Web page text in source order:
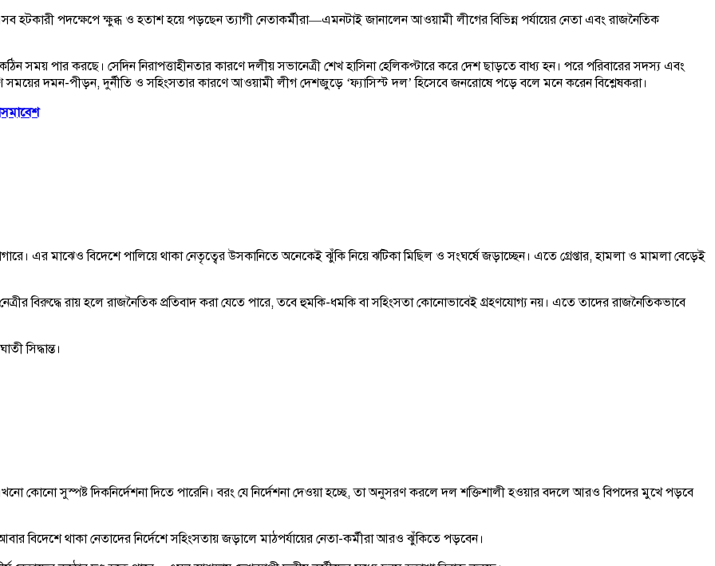
হটকারী পদক্ষেপে ক্ষুব্ধ ও হতাশ হয়ে পড়ছেন ত্যাগী নেতাকর্মীরা—এমনটাই জানালেন আওয়ামী লীগের বিভিন্ন পর্যায়ের নেতা এবং রাজনৈতিক
পার করছে। সেদিন নিরাপত্তাহীনতার কারণে দলীয় সভানেত্রী শেখ হাসিনা হেলিকপ্টারে করে দেশ ছাড়তে বাধ্য হন। পরে পরিবারের সদস্য এবং
সময়ের দমন-পীড়ন, দুর্নীতি ও সহিংসতার কারণে আওয়ামী লীগ দেশজুড়ে ‘ফ্যাসিস্ট দল’ হিসেবে জনরোষে পড়ে বলে মনে করেন বিশ্লেষকরা।
এর মাঝেও বিদেশে পালিয়ে থাকা নেতৃত্বের উসকানিতে অনেকেই ঝুঁকি নিয়ে ঝটিকা মিছিল ও সংঘর্ষে জড়াচ্ছেন। এতে গ্রেপ্তার, হামলা ও মামলা বেড়েই
নেত্রীর বিরুদ্ধে রায় হলে রাজনৈতিক প্রতিবাদ করা যেতে পারে, তবে হুমকি-ধমকি বা সহিংসতা কোনোভাবেই গ্রহণযোগ্য নয়। এতে তাদের রাজনৈতিকভাবে
সিদ্ধান্ত।
কোনো সুস্পষ্ট দিকনির্দেশনা দিতে পারেনি। বরং যে নির্দেশনা দেওয়া হচ্ছে, তা অনুসরণ করলে দল শক্তিশালী হওয়ার বদলে আরও বিপদের মুখে পড়বে
বিদেশে থাকা নেতাদের নির্দেশে সহিংসতায় জড়ালে মাঠপর্যায়ের নেতা-কর্মীরা আরও ঝুঁকিতে পড়বেন।